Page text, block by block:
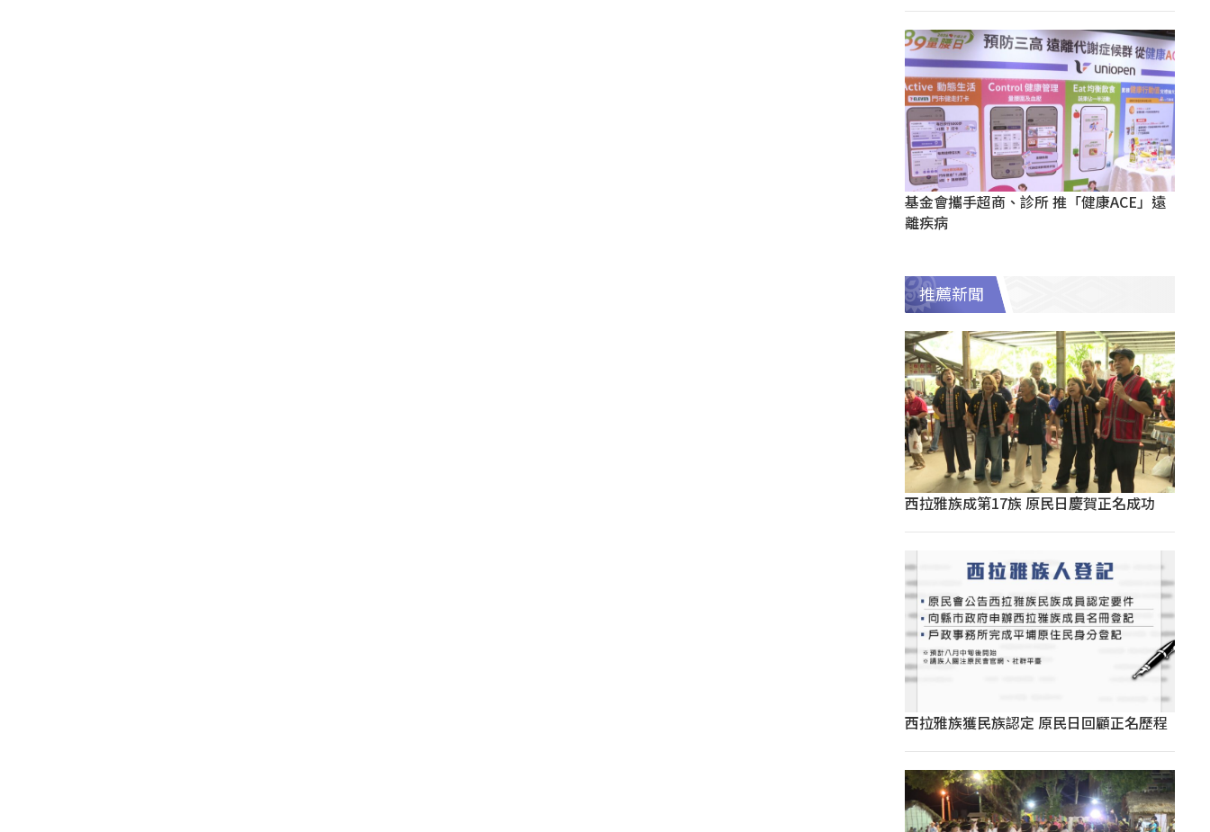
基金會攜手超商、診所 推「健康ACE」遠
離疾病
推薦新聞
西拉雅族成第17族 原民日慶賀正名成功
西拉雅族獲民族認定 原民日回顧正名歷程